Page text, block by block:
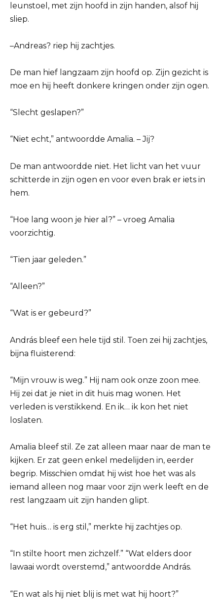
leunstoel, met zijn hoofd in zijn handen, alsof hij
sliep.
–Andreas? riep hij zachtjes.
De man hief langzaam zijn hoofd op. Zijn gezicht is
moe en hij heeft donkere kringen onder zijn ogen.
“Slecht geslapen?”
“Niet echt,” antwoordde Amalia. – Jij?
De man antwoordde niet. Het licht van het vuur
schitterde in zijn ogen en voor even brak er iets in
hem.
“Hoe lang woon je hier al?” – vroeg Amalia
voorzichtig.
“Tien jaar geleden.”
“Alleen?”
“Wat is er gebeurd?”
András bleef een hele tijd stil. Toen zei hij zachtjes,
bijna fluisterend:
“Mijn vrouw is weg.” Hij nam ook onze zoon mee.
Hij zei dat je niet in dit huis mag wonen. Het
verleden is verstikkend. En ik… ik kon het niet
loslaten.
Amalia bleef stil. Ze zat alleen maar naar de man te
kijken. Er zat geen enkel medelijden in, eerder
begrip. Misschien omdat hij wist hoe het was als
iemand alleen nog maar voor zijn werk leeft en de
rest langzaam uit zijn handen glipt.
“Het huis… is erg stil,” merkte hij zachtjes op.
“In stilte hoort men zichzelf.” “Wat elders door
lawaai wordt overstemd,” antwoordde András.
“En wat als hij niet blij is met wat hij hoort?”